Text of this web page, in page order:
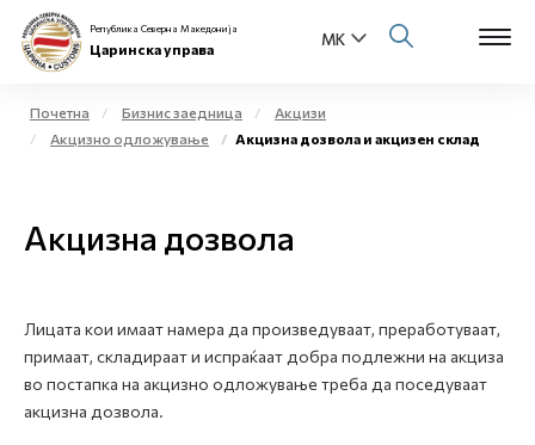
Физички лица
Open
Е-Царина
Open
Медиа центар
Република Северна Македонија
Царинска управа
Почетна Бизнис заедница
Акцизи
Акцизно одложување
Акцизна дозвола и акцизен склад
Акцизна дозвола
Лицата кои имаат намера да произведуваат, преработуваат,
примаат, складираат и испраќаат добра подлежни на акциза
во постапка на акцизно одложување треба да поседуваат
акцизна дозвола.